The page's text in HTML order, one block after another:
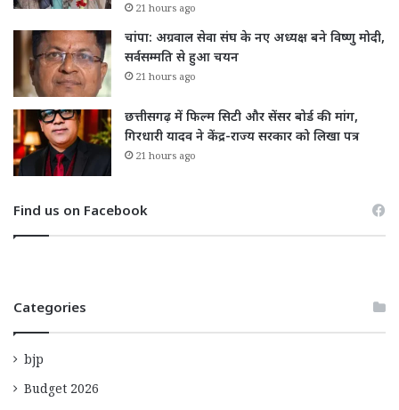
21 hours ago
चांपा: अग्रवाल सेवा संघ के नए अध्यक्ष बने विष्णु मोदी,
सर्वसम्मति से हुआ चयन
21 hours ago
छत्तीसगढ़ में फिल्म सिटी और सेंसर बोर्ड की मांग,
गिरधारी यादव ने केंद्र-राज्य सरकार को लिखा पत्र
21 hours ago
Find us on Facebook
Categories
bjp
Budget 2026